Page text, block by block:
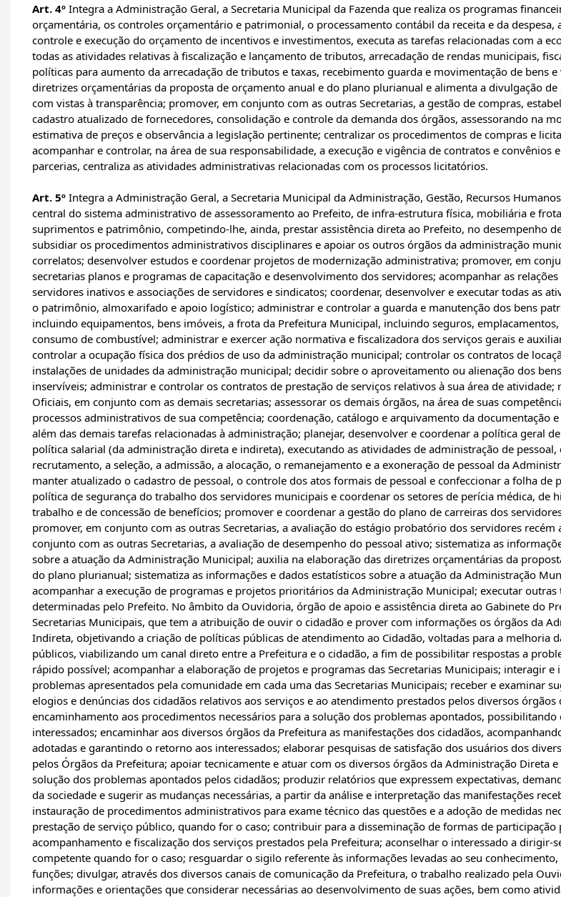
Art. 4º Integra a Administração Geral, a Secretaria Municipal da Fazenda que realiza os programas
orçamentária, os controles orçamentário e patrimonial, o processamento contábil da receita e da despesa,
controle e execução do orçamento de incentivos e investimentos, executa as tarefas relacionadas com a
todas as atividades relativas à fiscalização e lançamento de tributos, arrecadação de rendas municipais,
políticas para aumento da arrecadação de tributos e taxas, recebimento guarda e movimentação de bens e
diretrizes orçamentárias da proposta de orçamento anual e do plano plurianual e alimenta a divulgação
com vistas à transparência; promover, em conjunto com as outras Secretarias, a gestão de compras,
cadastro atualizado de fornecedores, consolidação e controle da demanda dos órgãos, assessorando na
estimativa de preços e observância a legislação pertinente; centralizar os procedimentos de compras e
acompanhar e controlar, na área de sua responsabilidade, a execução e vigência de contratos e convênios
parcerias, centraliza as atividades administrativas relacionadas com os processos licitatórios.
Art. 5º Integra a Administração Geral, a Secretaria Municipal da Administração, Gestão, Recursos
central do sistema administrativo de assessoramento ao Prefeito, de infra-estrutura física, mobiliária e
suprimentos e patrimônio, competindo-lhe, ainda, prestar assistência direta ao Prefeito, no desempenho
subsidiar os procedimentos administrativos disciplinares e apoiar os outros órgãos da administração
correlatos; desenvolver estudos e coordenar projetos de modernização administrativa; promover, em
secretarias planos e programas de capacitação e desenvolvimento dos servidores; acompanhar as
servidores inativos e associações de servidores e sindicatos; coordenar, desenvolver e executar todas as
o patrimônio, almoxarifado e apoio logístico; administrar e controlar a guarda e manutenção dos bens
incluindo equipamentos, bens imóveis, a frota da Prefeitura Municipal, incluindo seguros,
consumo de combustível; administrar e exercer ação normativa e fiscalizadora dos serviços gerais e
controlar a ocupação física dos prédios de uso da administração municipal; controlar os contratos de
instalações de unidades da administração municipal; decidir sobre o aproveitamento ou alienação dos
inservíveis; administrar e controlar os contratos de prestação de serviços relativos à sua área de
Oficiais, em conjunto com as demais secretarias; assessorar os demais órgãos, na área de suas
processos administrativos de sua competência; coordenação, catálogo e arquivamento da documentação
além das demais tarefas relacionadas à administração; planejar, desenvolver e coordenar a política geral
política salarial (da administração direta e indireta), executando as atividades de administração de
recrutamento, a seleção, a admissão, a alocação, o remanejamento e a exoneração de pessoal da
manter atualizado o cadastro de pessoal, o controle dos atos formais de pessoal e confeccionar a folha de
política de segurança do trabalho dos servidores municipais e coordenar os setores de perícia médica, de
trabalho e de concessão de benefícios; promover e coordenar a gestão do plano de carreiras dos
promover, em conjunto com as outras Secretarias, a avaliação do estágio probatório dos servidores
conjunto com as outras Secretarias, a avaliação de desempenho do pessoal ativo; sistematiza as
sobre a atuação da Administração Municipal; auxilia na elaboração das diretrizes orçamentárias da
do plano plurianual; sistematiza as informações e dados estatísticos sobre a atuação da Administração
acompanhar a execução de programas e projetos prioritários da Administração Municipal; executar outras
determinadas pelo Prefeito. No âmbito da Ouvidoria, órgão de apoio e assistência direta ao Gabinete do
Secretarias Municipais, que tem a atribuição de ouvir o cidadão e prover com informações os órgãos da
Indireta, objetivando a criação de políticas públicas de atendimento ao Cidadão, voltadas para a melhoria
públicos, viabilizando um canal direto entre a Prefeitura e o cidadão, a fim de possibilitar respostas a
rápido possível; acompanhar a elaboração de projetos e programas das Secretarias Municipais; interagir e
problemas apresentados pela comunidade em cada uma das Secretarias Municipais; receber e examinar
elogios e denúncias dos cidadãos relativos aos serviços e ao atendimento prestados pelos diversos
encaminhamento aos procedimentos necessários para a solução dos problemas apontados,
interessados; encaminhar aos diversos órgãos da Prefeitura as manifestações dos cidadãos,
adotadas e garantindo o retorno aos interessados; elaborar pesquisas de satisfação dos usuários dos
pelos Órgãos da Prefeitura; apoiar tecnicamente e atuar com os diversos órgãos da Administração Direta
solução dos problemas apontados pelos cidadãos; produzir relatórios que expressem expectativas,
da sociedade e sugerir as mudanças necessárias, a partir da análise e interpretação das manifestações
instauração de procedimentos administrativos para exame técnico das questões e a adoção de medidas
prestação de serviço público, quando for o caso; contribuir para a disseminação de formas de
acompanhamento e fiscalização dos serviços prestados pela Prefeitura; aconselhar o interessado a dirigir-
competente quando for o caso; resguardar o sigilo referente às informações levadas ao seu
funções; divulgar, através dos diversos canais de comunicação da Prefeitura, o trabalho realizado pela
informações e orientações que considerar necessárias ao desenvolvimento de suas ações, bem como